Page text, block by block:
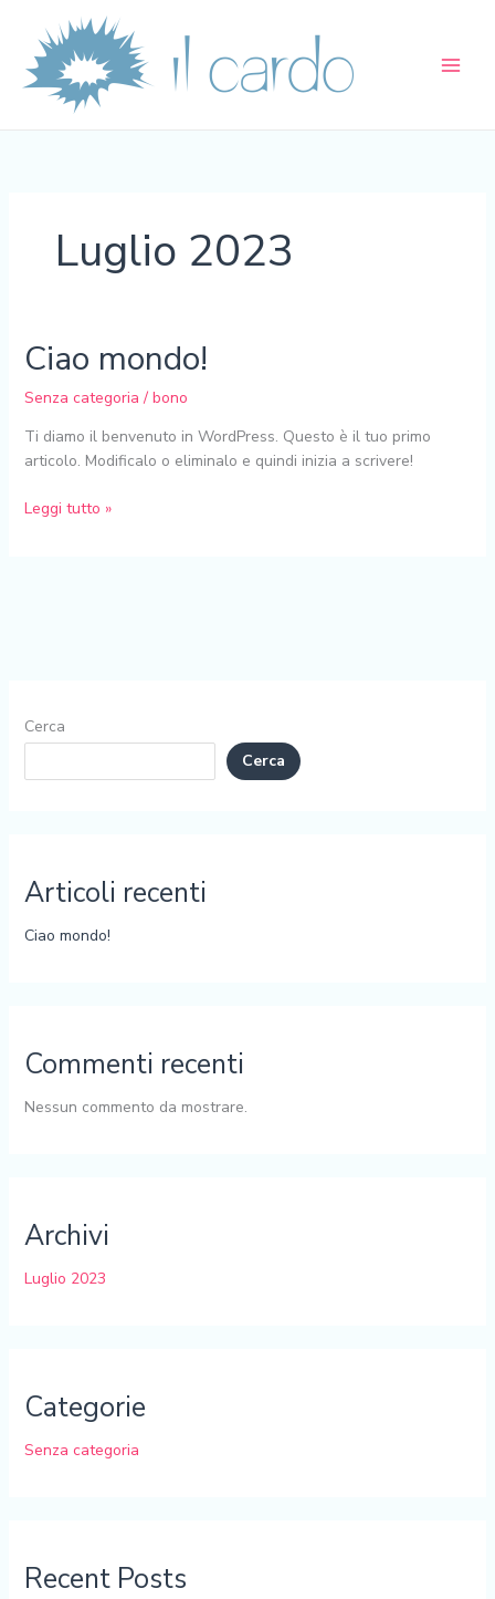
contenuto
Luglio 2023
Ciao mondo!
Senza categoria / bono
Ti diamo il benvenuto in WordPress. Questo è il tuo primo
articolo. Modificalo o eliminalo e quindi inizia a scrivere!
Ciao
mondo!
Leggi tutto »
Cerca
Cerca
Articoli recenti
Ciao mondo!
Commenti recenti
Nessun commento da mostrare.
Archivi
Luglio 2023
Categorie
Senza categoria
Recent Posts